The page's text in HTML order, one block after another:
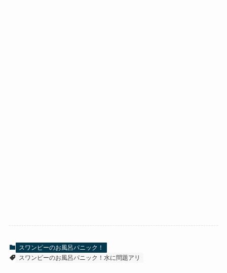
スワンピーのお風呂パニック！
スワンピーのお風呂パニック！水に問題アリ